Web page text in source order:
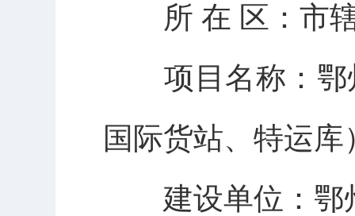
所 在 区：市
项目名称：
国际货站、特运库
建设单位：鄂